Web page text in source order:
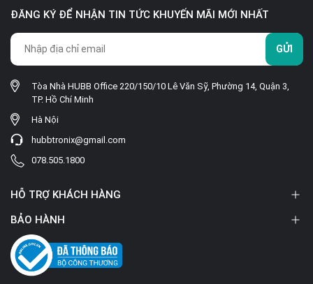
ĐĂNG KÝ ĐỂ NHẬN TIN TỨC KHUYẾN MÃI MỚI NHẤT
GỬI
Tòa Nhà HUBB Office 220/150/10 Lê Văn Sỹ, Phường 14, Quận 3,
TP. Hồ Chí Minh
Hà Nội
hubbtronix@gmail.com
078.505.1800
HỖ TRỢ KHÁCH HÀNG
BẢO HÀNH